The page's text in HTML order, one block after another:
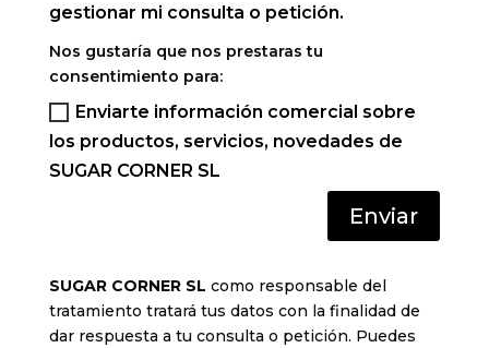
gestionar mi consulta o petición.
Nos gustaría que nos prestaras tu
consentimiento para:
Enviarte información comercial sobre
los productos, servicios, novedades de
SUGAR CORNER SL
Enviar
SUGAR CORNER SL como responsable del
tratamiento tratará tus datos con la finalidad de
dar respuesta a tu consulta o petición. Puedes